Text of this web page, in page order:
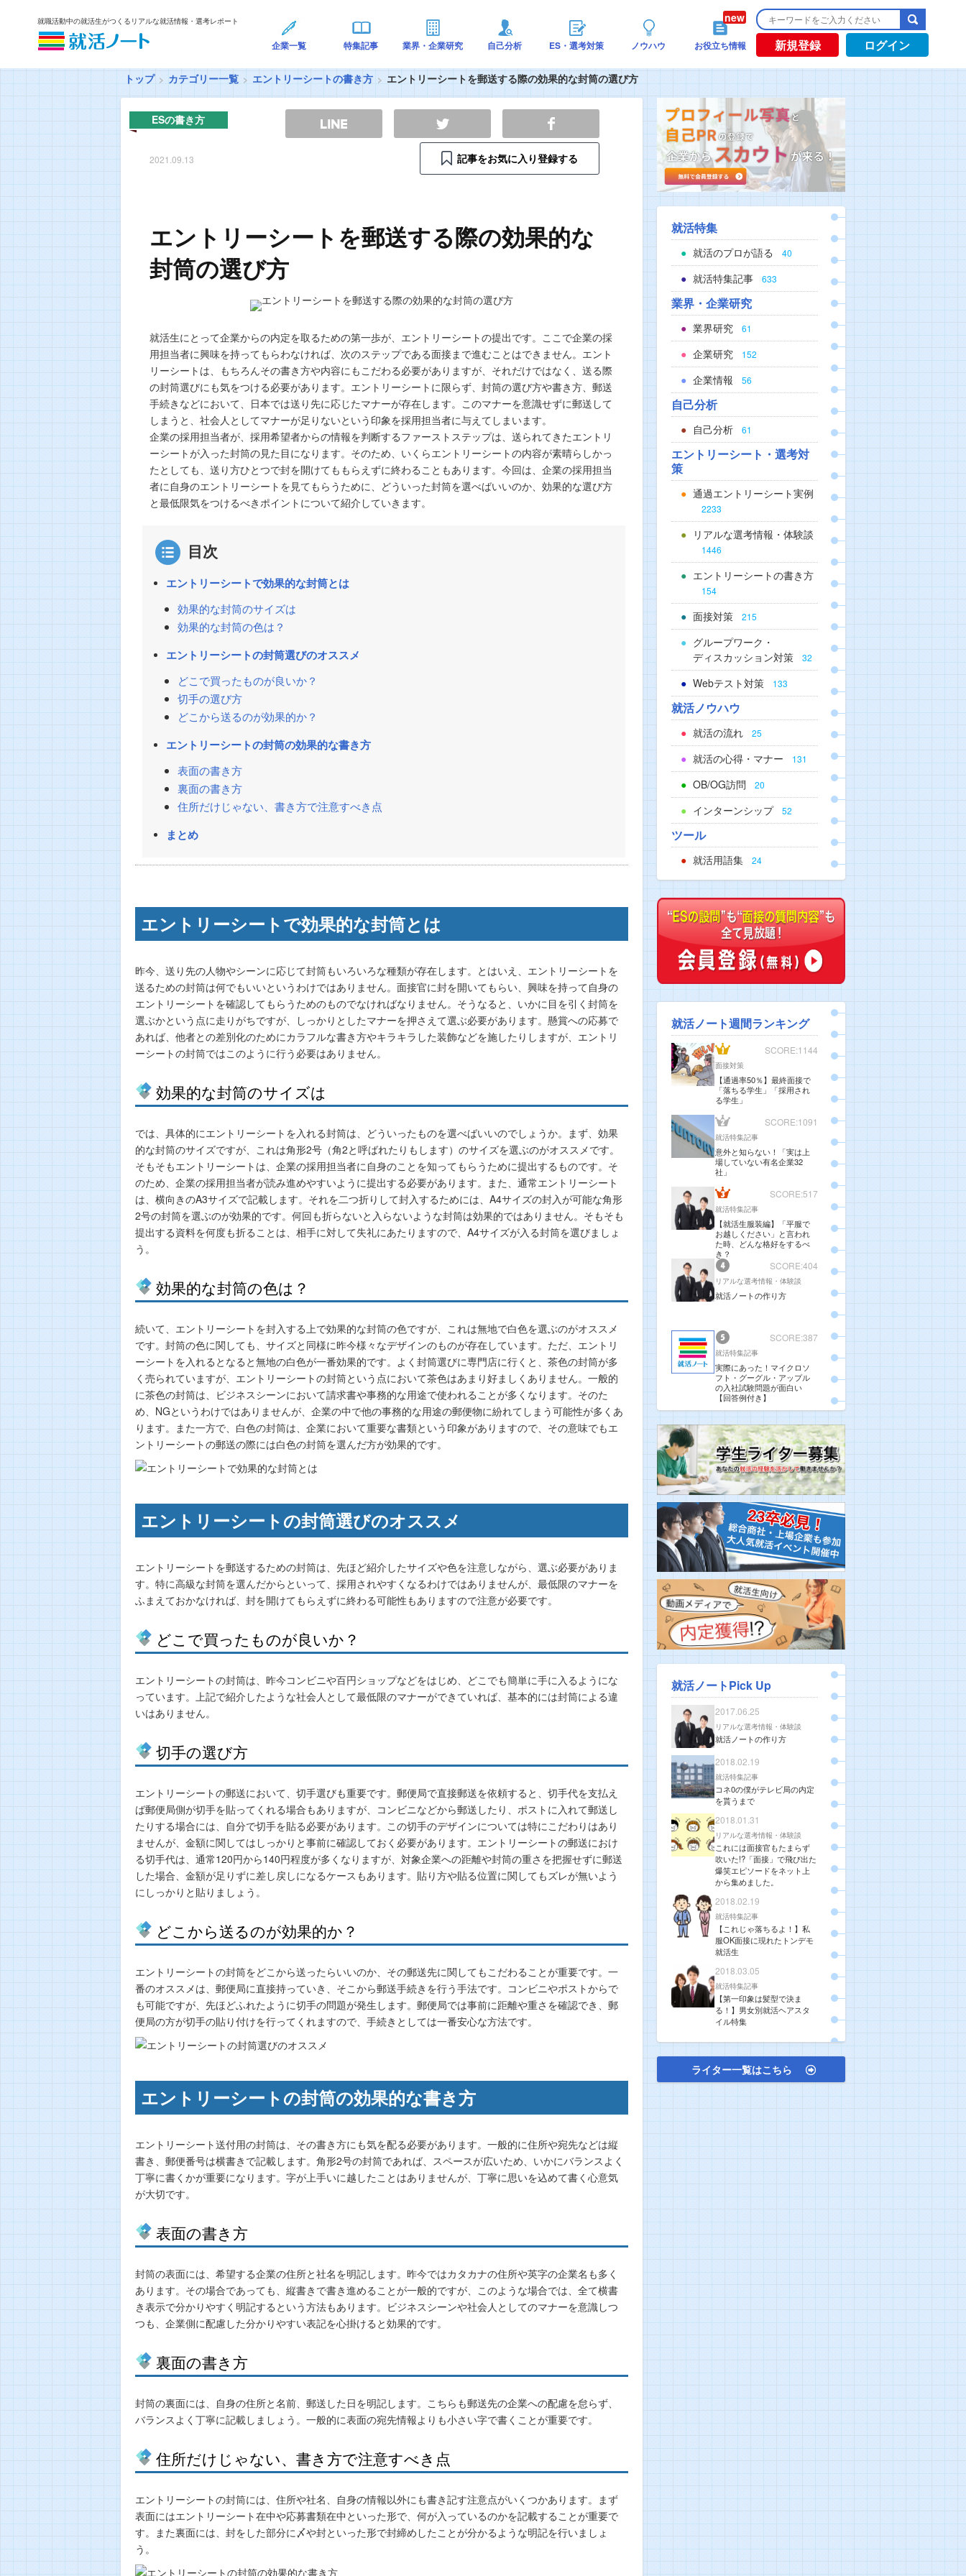
就職活動中の就活生がつくるリアルな就活情報・選考レポート
企業一覧 特集記事 業界・企業研究 自己分析 ES・選考対策 ノウハウ お役立ち情報 新規登録 ログイン
トップ カテゴリー一覧 エントリーシートの書き方 エントリーシートを郵送する際の効果的な封筒の選び方
ESの書き方
2021.09.13 記事をお気に入り登録する
エントリーシートを郵送する際の効果的な
封筒の選び方
就活生にとって企業からの内定を取るための第一歩が、エントリーシートの提出です。ここで企業の採
用担当者に興味を持ってもらわなければ、次のステップである面接まで進むことはできません。エント
リーシートは、もちろんその書き方や内容にもこだわる必要がありますが、それだけではなく、送る際
の封筒選びにも気をつける必要があります。エントリーシートに限らず、封筒の選び方や書き方、郵送
手続きなどにおいて、日本では送り先に応じたマナーが存在します。このマナーを意識せずに郵送して
しまうと、社会人としてマナーが足りないという印象を採用担当者に与えてしまいます。
企業の採用担当者が、採用希望者からの情報を判断するファーストステップは、送られてきたエントリ
ーシートが入った封筒の見た目になります。そのため、いくらエントリーシートの内容が素晴らしかっ
たとしても、送り方ひとつで封を開けてももらえずに終わることもあります。今回は、企業の採用担当
者に自身のエントリーシートを見てもらうために、どういった封筒を選べばいいのか、効果的な選び方
と最低限気をつけるべきポイントについて紹介していきます。
目次
エントリーシートで効果的な封筒とは
効果的な封筒のサイズは
効果的な封筒の色は？
エントリーシートの封筒選びのオススメ
どこで買ったものが良いか？
切手の選び方
どこから送るのが効果的か？
エントリーシートの封筒の効果的な書き方
表面の書き方
裏面の書き方
住所だけじゃない、書き方で注意すべき点
まとめ
エントリーシートで効果的な封筒とは
昨今、送り先の人物やシーンに応じて封筒もいろいろな種類が存在します。とはいえ、エントリーシートを
送るための封筒は何でもいいというわけではありません。面接官に封を開いてもらい、興味を持って自身の
エントリーシートを確認してもらうためのものでなければなりません。そうなると、いかに目を引く封筒を
選ぶかという点に走りがちですが、しっかりとしたマナーを押さえて選ぶ必要があります。懸賞への応募で
あれば、他者との差別化のためにカラフルな書き方やキラキラした装飾などを施したりしますが、エントリ
ーシートの封筒ではこのように行う必要はありません。
効果的な封筒のサイズは
では、具体的にエントリーシートを入れる封筒は、どういったものを選べばいいのでしょうか。まず、効果
的な封筒のサイズですが、これは角形2号（角2と呼ばれたりもします）のサイズを選ぶのがオススメです。
そもそもエントリーシートは、企業の採用担当者に自身のことを知ってもらうために提出するものです。そ
のため、企業の採用担当者が読み進めやすいように提出する必要があります。また、通常エントリーシート
は、横向きのA3サイズで記載します。それを二つ折りして封入するためには、A4サイズの封入が可能な角形
2号の封筒を選ぶのが効果的です。何回も折らないと入らないような封筒は効果的ではありません。そもそも
提出する資料を何度も折ることは、相手に対して失礼にあたりますので、A4サイズが入る封筒を選びましょ
う。
効果的な封筒の色は？
続いて、エントリーシートを封入する上で効果的な封筒の色ですが、これは無地で白色を選ぶのがオススメ
です。封筒の色に関しても、サイズと同様に昨今様々なデザインのものが存在しています。ただ、エントリ
ーシートを入れるとなると無地の白色が一番効果的です。よく封筒選びに専門店に行くと、茶色の封筒が多
く売られていますが、エントリーシートの封筒という点において茶色はあまり好ましくありません。一般的
に茶色の封筒は、ビジネスシーンにおいて請求書や事務的な用途で使われることが多くなります。そのた
め、NGというわけではありませんが、企業の中で他の事務的な用途の郵便物に紛れてしまう可能性が多くあ
ります。また一方で、白色の封筒は、企業において重要な書類という印象がありますので、その意味でもエ
ントリーシートの郵送の際には白色の封筒を選んだ方が効果的です。
エントリーシートの封筒選びのオススメ
エントリーシートを郵送するための封筒は、先ほど紹介したサイズや色を注意しながら、選ぶ必要がありま
す。特に高級な封筒を選んだからといって、採用されやすくなるわけではありませんが、最低限のマナーを
ふまえておかなければ、封を開けてもらえずに終わる可能性もありますので注意が必要です。
どこで買ったものが良いか？
エントリーシートの封筒は、昨今コンビニや百円ショップなどをはじめ、どこでも簡単に手に入るようにな
っています。上記で紹介したような社会人として最低限のマナーができていれば、基本的には封筒による違
いはありません。
切手の選び方
エントリーシートの郵送において、切手選びも重要です。郵便局で直接郵送を依頼すると、切手代を支払え
ば郵便局側が切手を貼ってくれる場合もありますが、コンビニなどから郵送したり、ポストに入れて郵送し
たりする場合には、自分で切手を貼る必要があります。この切手のデザインについては特にこだわりはあり
ませんが、金額に関してはしっかりと事前に確認しておく必要があります。エントリーシートの郵送におけ
る切手代は、通常120円から140円程度が多くなりますが、対象企業への距離や封筒の重さを把握せずに郵送
した場合、金額が足りずに差し戻しになるケースもあります。貼り方や貼る位置に関してもズレが無いよう
にしっかりと貼りましょう。
どこから送るのが効果的か？
エントリーシートの封筒をどこから送ったらいいのか、その郵送先に関してもこだわることが重要です。一
番のオススメは、郵便局に直接持っていき、そこから郵送手続きを行う手法です。コンビニやポストからで
も可能ですが、先ほどふれたように切手の問題が発生します。郵便局では事前に距離や重さを確認でき、郵
便局の方が切手の貼り付けを行ってくれますので、手続きとしては一番安心な方法です。
エントリーシートの封筒の効果的な書き方
エントリーシート送付用の封筒は、その書き方にも気を配る必要があります。一般的に住所や宛先などは縦
書き、郵便番号は横書きで記載します。角形2号の封筒であれば、スペースが広いため、いかにバランスよく
丁寧に書くかが重要になります。字が上手いに越したことはありませんが、丁寧に思いを込めて書く心意気
が大切です。
表面の書き方
封筒の表面には、希望する企業の住所と社名を明記します。昨今ではカタカナの住所や英字の企業名も多く
あります。その場合であっても、縦書きで書き進めることが一般的ですが、このような場合では、全て横書
き表示で分かりやすく明記するという方法もあります。ビジネスシーンや社会人としてのマナーを意識しつ
つも、企業側に配慮した分かりやすい表記を心掛けると効果的です。
裏面の書き方
封筒の裏面には、自身の住所と名前、郵送した日を明記します。こちらも郵送先の企業への配慮を怠らず、
バランスよく丁寧に記載しましょう。一般的に表面の宛先情報よりも小さい字で書くことが重要です。
住所だけじゃない、書き方で注意すべき点
エントリーシートの封筒には、住所や社名、自身の情報以外にも書き記す注意点がいくつかあります。まず
表面にはエントリーシート在中や応募書類在中といった形で、何が入っているのかを記載することが重要で
す。また裏面には、封をした部分に〆や封といった形で封締めしたことが分かるような明記を行いましょ
う。
就活特集
就活のプロが語る 40
就活特集記事 633
業界・企業研究
業界研究 61
企業研究 152
企業情報 56
自己分析
自己分析 61
エントリーシート・選考対
策
通過エントリーシート実例
2233
リアルな選考情報・体験談
1446
エントリーシートの書き方
154
面接対策 215
グループワーク・
ディスカッション対策
32
Webテスト対策 133
就活ノウハウ
就活の流れ 25
就活の心得・マナー 131
OB/OG訪問 20
インターンシップ 52
ツール
就活用語集 24
就活ノート週間ランキング
SCORE:1144
面接対策
【通過率50％】最終面接で
「落ちる学生」「採用され
る学生」
SCORE:1091
就活特集記事
意外と知らない！「実は上
場していない有名企業32
社」
SCORE:517
就活特集記事
【就活生服装編】「平服で
お越しください」と言われ
た時、どんな格好をするべ
き？
SCORE:404
リアルな選考情報・体験談
就活ノートの作り方
SCORE:387
就活特集記事
実際にあった！マイクロソ
フト・グーグル・アップル
の入社試験問題が面白い
【回答例付き】
就活ノートPick Up
2017.06.25
リアルな選考情報・体験談
就活ノートの作り方
2018.02.19
就活特集記事
コネ0の僕がテレビ局の内定
を貰うまで
2018.01.31
リアルな選考情報・体験談
これには面接官もたまらず
吹いた!?「面接」で飛び出た
爆笑エピソードをネット上
から集めました。
2018.02.19
就活特集記事
【これじゃ落ちるよ！】私
服OK面接に現れたトンデモ
就活生
2018.03.05
就活特集記事
【第一印象は髪型で決ま
る！】男女別就活ヘアスタ
イル特集
ライター一覧はこちら